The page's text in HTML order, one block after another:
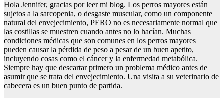
Hola Jennifer, gracias por leer mi blog. Los perros mayores están
sujetos a la sarcopenia, o desgaste muscular, como un componente
natural del envejecimiento, PERO no es necesariamente normal que
las costillas se muestren cuando antes no lo hacían. Muchas
condiciones médicas que son comunes en los perros mayores
pueden causar la pérdida de peso a pesar de un buen apetito,
incluyendo cosas como el cáncer y la enfermedad metabólica.
Siempre hay que descartar primero un problema médico antes de
asumir que se trata del envejecimiento. Una visita a su veterinario de
cabecera es un buen punto de partida.